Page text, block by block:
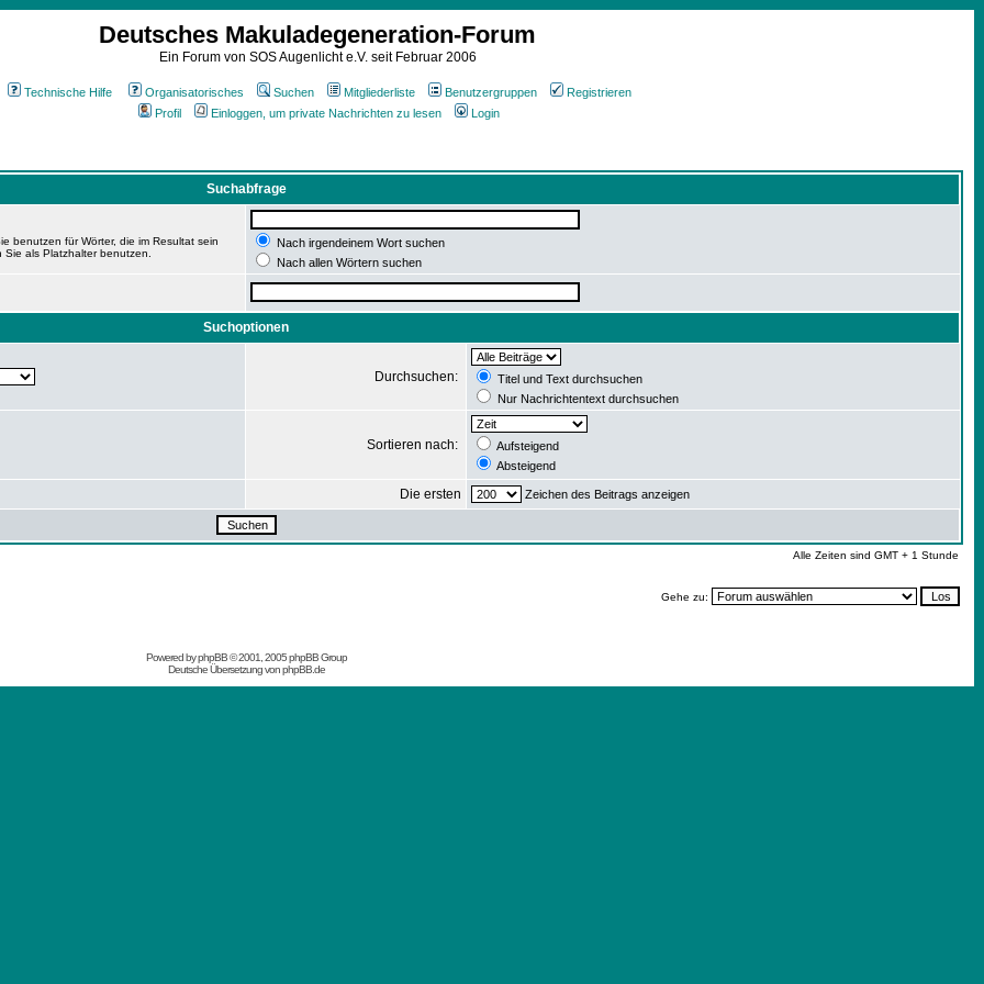
Deutsches Makuladegeneration-Forum
Ein Forum von SOS Augenlicht e.V. seit Februar 2006
Technische Hilfe Organisatorisches Suchen Mitgliederliste Benutzergruppen
Registrieren
Profil
Einloggen, um private Nachrichten zu lesen Login
Suchabfrage
benutzen für Wörter, die im Resultat sein
als Platzhalter benutzen.
Nach irgendeinem Wort suchen
Nach allen Wörtern suchen
Suchoptionen
Durchsuchen:
Titel und Text durchsuchen
Nur Nachrichtentext durchsuchen
Sortieren nach:
Aufsteigend
Absteigend
Die ersten Zeichen des Beitrags anzeigen
Alle Zeiten sind GMT + 1 Stunde
Gehe zu:
Powered byphpBB© 2001, 2005 phpBB Group
Deutsche Übersetzung vonphpBB.de